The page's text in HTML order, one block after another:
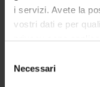
i servizi. Avete la
vostri dati e per
privacy sono
modificare o
momento dalla
delNecessari
RESEARCH
RESEARCH